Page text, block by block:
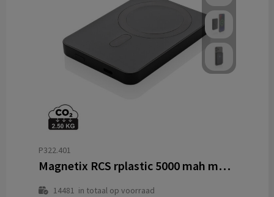
P322.401
Magnetix RCS rplastic 5000 mah magnetische powerbank
14481 in totaal op voorraad